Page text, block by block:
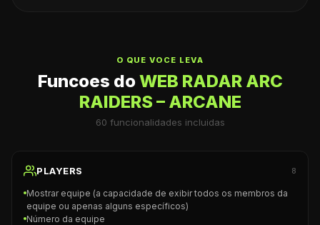
O QUE VOCE LEVA
Funcoes doWEB RADAR ARC
RAIDERS – ARCANE
60 funcionalidades incluidas
PLAYERS 8
Mostrar equipe (a capacidade de exibir todos os membros da
equipe ou apenas alguns específicos)
Número da equipe